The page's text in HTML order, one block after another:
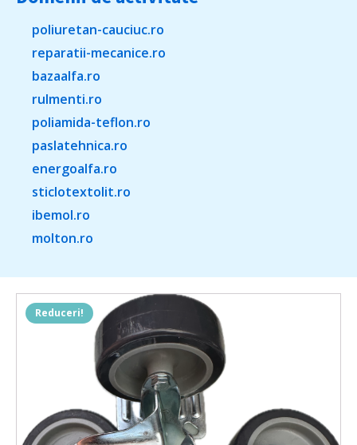
poliuretan-cauciuc.ro
reparatii-mecanice.ro
bazaalfa.ro
rulmenti.ro
poliamida-teflon.ro
paslatehnica.ro
energoalfa.ro
sticlotextolit.ro
ibemol.ro
molton.ro
Reduceri!